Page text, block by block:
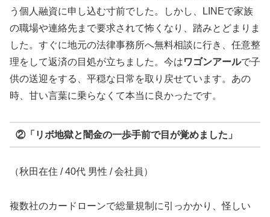
う個人融資に申し込む寸前でした。しかし、LINEで家族
の職場や連絡先まで要求されて怖くなり、踏みとどまりま
した。すぐに地元の法律事務所へ無料相談に行き、任意整
理をして返済の目処が立ちました。今はワゴンアールで子
供の送迎をする、平穏な日常を取り戻せています。あの
時、甘い言葉に乗らなくて本当に良かったです。
②「リボ地獄と闇金の一歩手前で目が覚めました」
（秋田在住 / 40代 男性 / 会社員）
複数社のカードローンで総量規制に引っかかり、怪しい